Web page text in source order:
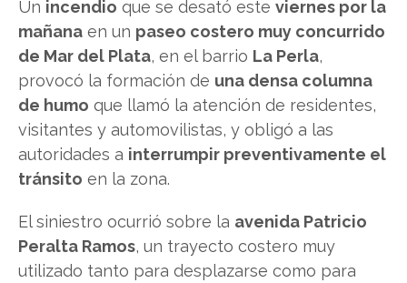
Un incendio que se desató este viernes por la
mañana en un paseo costero muy concurrido
de Mar del Plata, en el barrio La Perla,
provocó la formación de una densa columna
de humo que llamó la atención de residentes,
visitantes y automovilistas, y obligó a las
autoridades a interrumpir preventivamente el
tránsito en la zona.
El siniestro ocurrió sobre la avenida Patricio
Peralta Ramos, un trayecto costero muy
utilizado tanto para desplazarse como para